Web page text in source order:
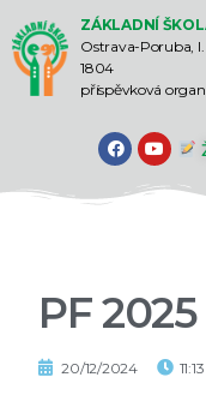
ZÁKLADNÍ
Ostrava-Poruba,
1804
příspěvková
PF 2025
20/12/2024 11:13